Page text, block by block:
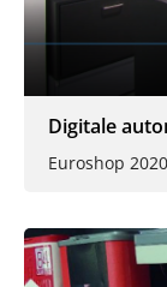
Digitale
Euroshop